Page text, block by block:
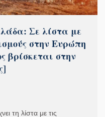
Σε λίστα με
στην Ευρώπη
βρίσκεται στην
τη λίστα με τις